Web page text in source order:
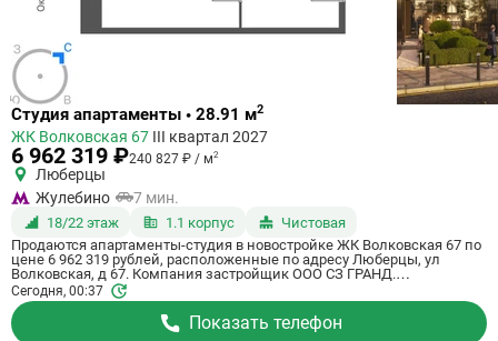
Ссылка
квартиру
Студия апартаменты • 28.91 м2
ЖК Волковская 67 III квартал 2027
6 962 319 ₽240 827 ₽ / м2
Люберцы
Жулебино
7 мин.
18/22 этаж 1.1 корпус
Чистовая
Продаются апартаменты-студия в новостройке ЖК Волковская 67 по
цене 6 962 319 рублей, расположенные по адресу Люберцы, ул
Волковская, д 67. Компания застройщик ООО СЗ ГРАНД.
Апартаменты сдаются в III квартале 2027 года с чистовой отделкой, в
20 минутах на машине от метро Некрасовка. Общая площадь
апартаментов - 28.91 м². Этаж 18 из 21. ID апартаментов на
СтройкиРУ 725144, сообщите его когда будете звонить.
Сегодня, 00:37
Показать телефон